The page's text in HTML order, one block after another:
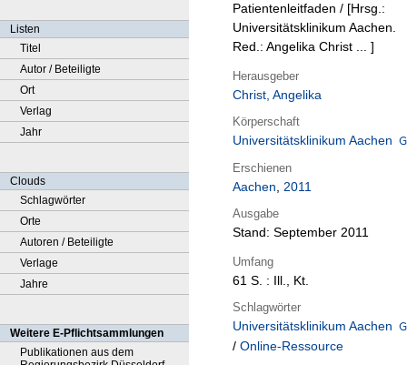
Listen
Titel
Autor / Beteiligte
Ort
Verlag
Jahr
Clouds
Schlagwörter
Orte
Autoren / Beteiligte
Verlage
Jahre
Weitere E-Pflichtsammlungen
Publikationen aus dem
Patientenleitfaden / [Hrsg.:
Universitätsklinikum Aachen.
Red.: Angelika Christ ... ]
Herausgeber
Christ, Angelika
Körperschaft
Universitätsklinikum Aachen
Erschienen
Aachen, 2011
Ausgabe
Stand: September 2011
Umfang
61 S. : Ill., Kt.
Schlagwörter
Universitätsklinikum Aachen
/ Online-Ressource